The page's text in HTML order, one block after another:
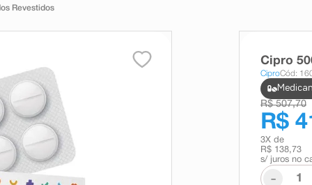
Revestidos
Cipro
CiproCód:
R$ 507,70
R$
3X de
R$ 138,73
s/ juros no
-